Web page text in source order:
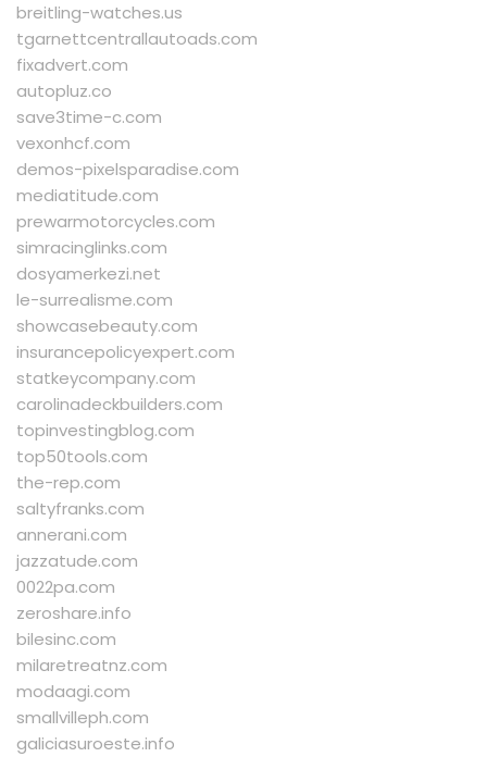
breitling-watches.us
tgarnettcentrallautoads.com
fixadvert.com
autopluz.co
save3time-c.com
vexonhcf.com
demos-pixelsparadise.com
mediatitude.com
prewarmotorcycles.com
simracinglinks.com
dosyamerkezi.net
le-surrealisme.com
showcasebeauty.com
insurancepolicyexpert.com
statkeycompany.com
carolinadeckbuilders.com
topinvestingblog.com
top50tools.com
the-rep.com
saltyfranks.com
annerani.com
jazzatude.com
0022pa.com
zeroshare.info
bilesinc.com
milaretreatnz.com
modaagi.com
smallvilleph.com
galiciasuroeste.info